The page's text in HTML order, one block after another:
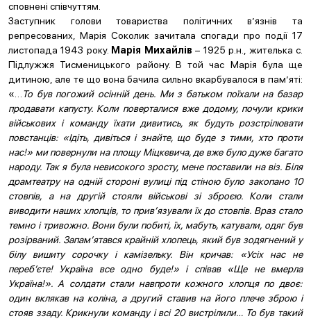
сповнені співчуттям.
Заступник голови товариства політичних в’язнів та
репресованих, Марія Соколик зачитала спогади про події 17
листопада 1943 року. Марія Михайлів – 1925 р.н., жителька с.
Підлужжя Тисменицького району. В той час Марія була ще
дитиною, але те що вона бачила сильно вкарбувалося в пам’яті:
«…
То був погожий осінній день. Ми з батьком поїхали на базар
продавати капусту. Коли поверталися вже додому, почули крики
військових і команду їхати дивитись, як будуть розстрілювати
повстанців: «Ідіть, дивіться і знайте, що буде з тими, хто проти
нас!» ми повернули на площу Міцкевича, де вже було дуже багато
народу. Так я була невисокого зросту, мене поставили на віз. Біля
драмтеатру на одній стороні вулиці під стіною було закопано 10
стовпів, а на другій стояли військові зі зброєю. Коли стали
виводити наших хлопців, то прив’язували їх до стовпів. Враз стало
темно і тривожно. Вони були побиті, їх, мабуть, катували, одяг був
розірваний. Запам’ятався крайній хлопець, який був зодягнений у
білу вишиту сорочку і камізельку. Він кричав: «Усіх нас не
переб’єте! Україна все одно буде!» і співав «Ще не вмерла
Україна!». А солдати стали навпроти кожного хлопця по двоє:
один вклякав на коліна, а другий ставив на його плече зброю і
стояв ззаду. Крикнули команду і всі 20 вистрілили… То був такий